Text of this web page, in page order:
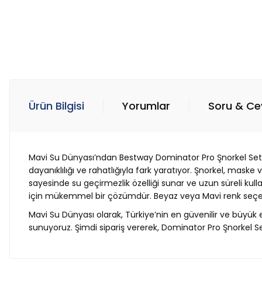
Ürün Bilgisi Yorumlar Soru &
Mavi Su Dünyası’ndan Bestway Dominator Pro Şnorkel
dayanıklılığı ve rahatlığıyla fark yaratıyor. Şnorkel,
sayesinde su geçirmezlik özelliği sunar ve uzun süreli
için mükemmel bir çözümdür. Beyaz veya Mavi renk
Mavi Su Dünyası olarak, Türkiye’nin en güvenilir ve
sunuyoruz. Şimdi sipariş vererek, Dominator Pro Şnorkel